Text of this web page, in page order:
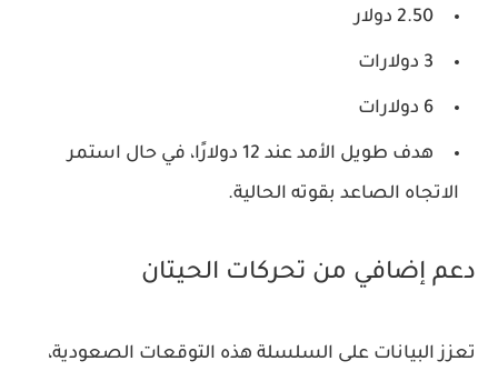
2.50 دولار
3 دولارات
6 دولارات
هدف طويل الأمد عند 12 دولارًا، في حال استمر
الاتجاه الصاعد بقوته الحالية.
دعم إضافي من تحركات الحيتان
تعزز البيانات على السلسلة هذه التوقعات الصعودية،